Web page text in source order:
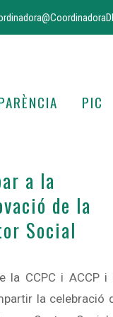
PIC
a la
de la
Social
la CCPC i ACCP i
la celebració